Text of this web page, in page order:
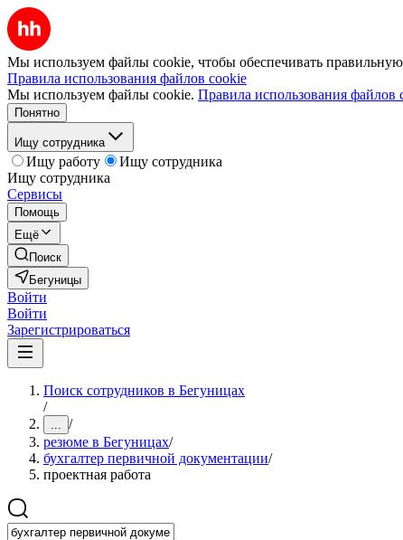
Мы используем файлы cookie, чтобы обеспечивать правильную
Правила использования файлов cookie
Мы используем файлы cookie. Правила использования файлов
Понятно
Ищу сотрудника
Ищу работу
Ищу сотрудника
Ищу сотрудника
Сервисы
Помощь
Ещё
Поиск
Бегуницы
Войти
Войти
Зарегистрироваться
Поиск сотрудников в Бегуницах
/
... /
резюме в Бегуницах/
бухгалтер первичной документации/
проектная работа